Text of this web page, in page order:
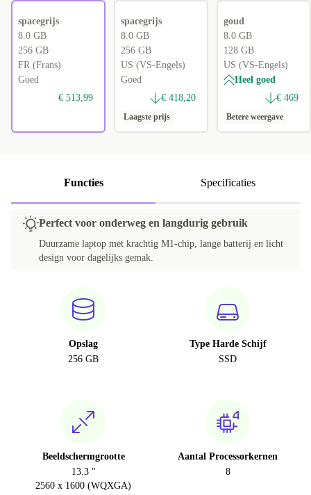
spacegrijs
8.0 GB
256 GB
FR (Frans)
Goed
€ 513,99
spacegrijs
8.0 GB
256 GB
US (VS-Engels)
Goed
€ 418,20
Laagste prijs
goud
8.0 GB
128 GB
US (VS-Engels)
Heel goed
€ 469
Betere weergave
Functies Specificaties
Perfect voor onderweg en langdurig gebruik
Duurzame laptop met krachtig M1-chip, lange batterij en licht
design voor dagelijks gemak.
Opslag
256 GB
Type Harde Schijf
SSD
Beeldschermgrootte
13.3 "
2560 x 1600 (WQXGA)
Aantal Processorkernen
8